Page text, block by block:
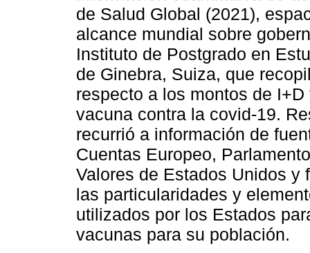
de Salud Global (2021),
alcance mundial sobre
Instituto de Postgrado en
de Ginebra, Suiza, que
respecto a los montos de
vacuna contra la covid-19.
recurrió a información de
Cuentas Europeo,
Valores de Estados Unidos
las particularidades y
utilizados por los Estados
vacunas para su población.